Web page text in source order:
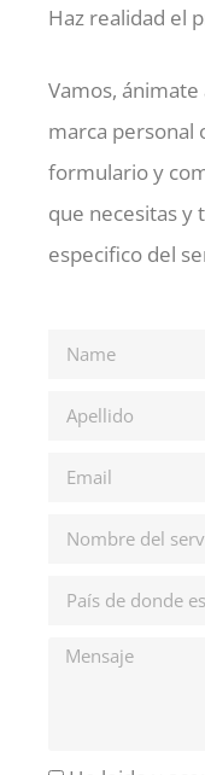
Haz realidad el
Vamos,
marca personal
formulario y
que necesitas y
especifico del